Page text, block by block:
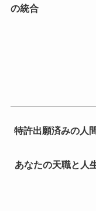
の統合
特許出願済みの人
あなたの天職と人